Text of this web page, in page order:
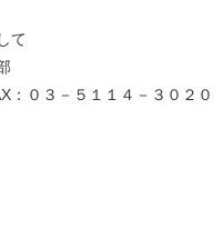
て
部
０３－５１１４－３０２０